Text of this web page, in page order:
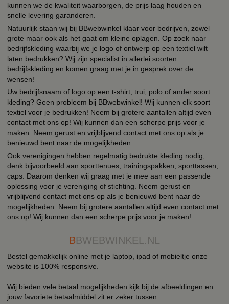
kunnen we de kwaliteit waarborgen, de prijs laag houden en
snelle levering garanderen.
Natuurlijk staan wij bij BBwebwinkel klaar voor bedrijven, zowel
grote maar ook als het gaat om kleine oplagen. Op zoek naar
bedrijfskleding waarbij we je logo of ontwerp op een textiel wilt
laten bedrukken? Wij zijn specialist in allerlei soorten
bedrijfskleding en komen graag met je in gesprek over de
wensen!
Uw bedrijfsnaam of logo op een t-shirt, trui, polo of ander soort
kleding? Geen probleem bij BBwebwinkel! Wij kunnen elk soort
textiel voor je bedrukken! Neem bij grotere aantallen altijd even
contact met ons op! Wij kunnen dan een scherpe prijs voor je
maken. Neem gerust en vrijblijvend contact met ons op als je
benieuwd bent naar de mogelijkheden.
Ook verenigingen hebben regelmatig bedrukte kleding nodig,
denk bijvoorbeeld aan sporttenues, trainingspakken, sporttassen,
caps. Daarom denken wij graag met je mee aan een passende
oplossing voor je vereniging of stichting. Neem gerust en
vrijblijvend contact met ons op als je benieuwd bent naar de
mogelijkheden. Neem bij grotere aantallen altijd even contact met
ons op! Wij kunnen dan een scherpe prijs voor je maken!
BBWEBWINKEL.NL
Bestel gemakkelijk online met je laptop, ipad of mobieltje onze
website is 100% responsive.
Wij bieden vele betaal mogelijkheden kijk bij de afbeeldingen en
jouw favoriete betaalmiddel zit er zeker tussen.